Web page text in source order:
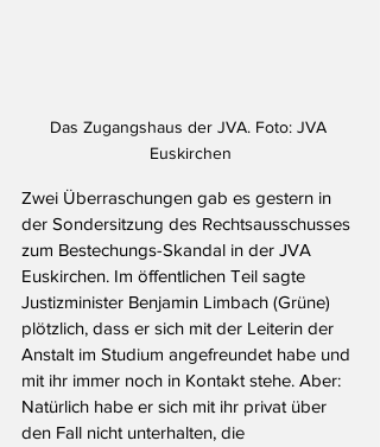
Das Zugangshaus der JVA. Foto: JVA
Euskirchen
Zwei Überraschungen gab es gestern in
der Sondersitzung des Rechtsausschusses
zum Bestechungs-Skandal in der JVA
Euskirchen. Im öffentlichen Teil sagte
Justizminister Benjamin Limbach (Grüne)
plötzlich, dass er sich mit der Leiterin der
Anstalt im Studium angefreundet habe und
mit ihr immer noch in Kontakt stehe. Aber:
Natürlich habe er sich mit ihr privat über
den Fall nicht unterhalten, die